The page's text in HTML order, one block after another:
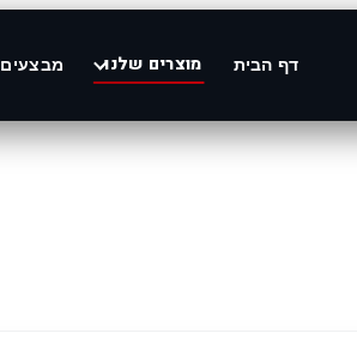
דף הבית מוצרים שלנו מבצעים